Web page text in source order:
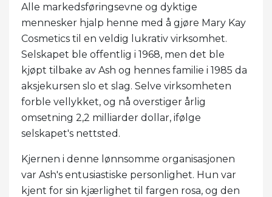
Alle markedsføringsevne og dyktige
mennesker hjalp henne med å gjøre Mary Kay
Cosmetics til en veldig lukrativ virksomhet.
Selskapet ble offentlig i 1968, men det ble
kjøpt tilbake av Ash og hennes familie i 1985 da
aksjekursen slo et slag. Selve virksomheten
forble vellykket, og nå overstiger årlig
omsetning 2,2 milliarder dollar, ifølge
selskapet's nettsted.
Kjernen i denne lønnsomme organisasjonen
var Ash's entusiastiske personlighet. Hun var
kjent for sin kjærlighet til fargen rosa, og den